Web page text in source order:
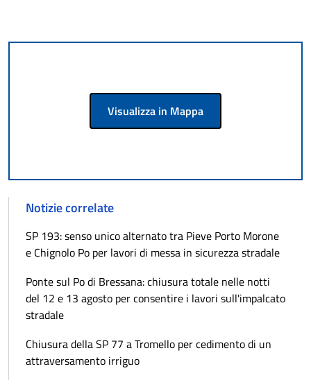
Visualizza in Mappa
Notizie correlate
SP 193: senso unico alternato tra Pieve Porto Morone
e Chignolo Po per lavori di messa in sicurezza stradale
Ponte sul Po di Bressana: chiusura totale nelle notti
del 12 e 13 agosto per consentire i lavori sull'impalcato
stradale
Chiusura della SP 77 a Tromello per cedimento di un
attraversamento irriguo